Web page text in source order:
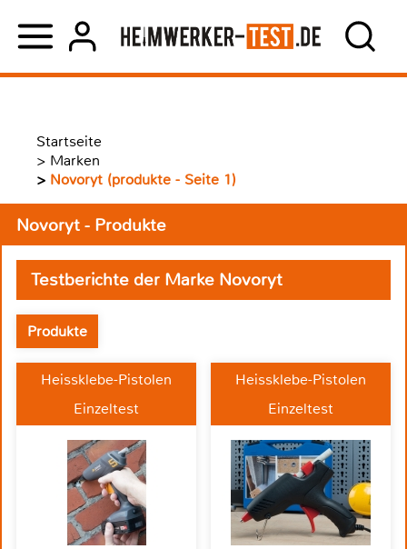
Startseite
> Marken
> Novoryt (produkte - Seite 1)
Novoryt - Produkte
Testberichte der Marke Novoryt
Produkte
Heissklebe-Pistolen
Einzeltest
Heissklebe-Pistolen
Einzeltest